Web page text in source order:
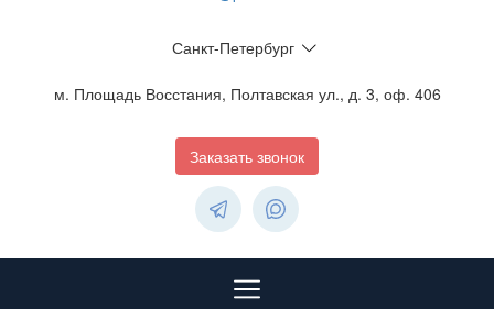
Санкт-Петербург
м. Площадь Восстания, Полтавская ул., д. 3, оф. 406
Заказать звонок